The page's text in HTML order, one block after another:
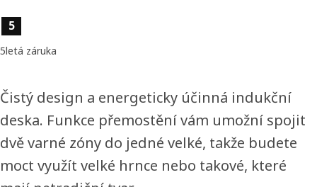
Vlastnosti výrobku
5
5letá záruka
Čistý design a energeticky účinná indukční
deska. Funkce přemostění vám umožní spojit
dvě varné zóny do jedné velké, takže budete
moct využít velké hrnce nebo takové, které